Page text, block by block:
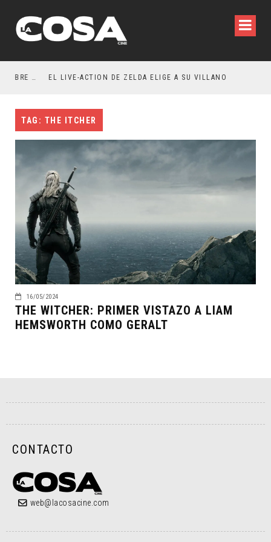
RESEÑA LA INVITACIÓN: OLIVIA WILDE REFLEXIONA SOBRE LA VIDA CONYUGAL EL LIVE-ACTION DE ZELDA ELIGE A SU VILLANO
TAG: THE ITCHER
16/05/2024
THE WITCHER: PRIMER VISTAZO A LIAM
HEMSWORTH COMO GERALT
CONTACTO
web@lacosacine.com